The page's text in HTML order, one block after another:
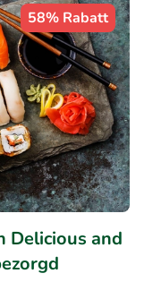
58% Rabatt
Delicious and